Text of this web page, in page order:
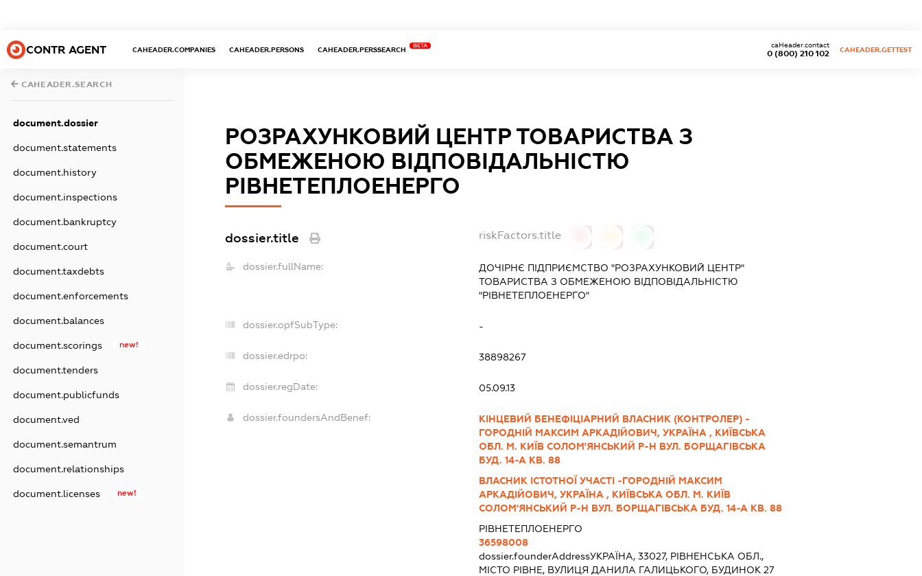
CONTR AGENT CAHEADER.COMPANIES CAHEADER.PERSONS CAHEADER.PERSSEARCH
BETA
0 (800) 210 102
caHeader.contact
CAHEADER.GETTEST
CAHEADER.SEARCH
document.dossier
document.statements
document.history
document.inspections
document.bankruptcy
document.court
document.taxdebts
document.enforcements
document.balances
document.scorings new!
document.tenders
document.publicfunds
document.ved
document.semantrum
document.relationships
document.licenses new!
РОЗРАХУНКОВИЙ ЦЕНТР ТОВАРИСТВА З
ОБМЕЖЕНОЮ ВІДПОВІДАЛЬНІСТЮ
РІВНЕТЕПЛОЕНЕРГО
dossier.title riskFactors.title
dossier.fullName:
ДОЧІРНЄ ПІДПРИЄМСТВО "РОЗРАХУНКОВИЙ ЦЕНТР"
ТОВАРИСТВА З ОБМЕЖЕНОЮ ВІДПОВІДАЛЬНІСТЮ
"РІВНЕТЕПЛОЕНЕРГО"
dossier.opfSubType: -
dossier.edrpo: 38898267
dossier.regDate: 05.09.13
dossier.foundersAndBenef:
КІНЦЕВИЙ БЕНЕФІЦІАРНИЙ ВЛАСНИК (КОНТРОЛЕР) -
ГОРОДНІЙ МАКСИМ АРКАДІЙОВИЧ, УКРАЇНА , КИЇВСЬКА
ОБЛ. М. КИЇВ СОЛОМ'ЯНСЬКИЙ Р-Н ВУЛ. БОРЩАГІВСЬКА
БУД. 14-А КВ. 88
ВЛАСНИК ІСТОТНОЇ УЧАСТІ -ГОРОДНІЙ МАКСИМ
АРКАДІЙОВИЧ, УКРАЇНА , КИЇВСЬКА ОБЛ. М. КИЇВ
СОЛОМ'ЯНСЬКИЙ Р-Н ВУЛ. БОРЩАГІВСЬКА БУД. 14-А КВ. 88
РІВНЕТЕПЛОЕНЕРГО
36598008
dossier.founderAddressУКРАЇНА, 33027, РІВНЕНСЬКА ОБЛ.,
МІСТО РІВНЕ, ВУЛИЦЯ ДАНИЛА ГАЛИЦЬКОГО, БУДИНОК 27